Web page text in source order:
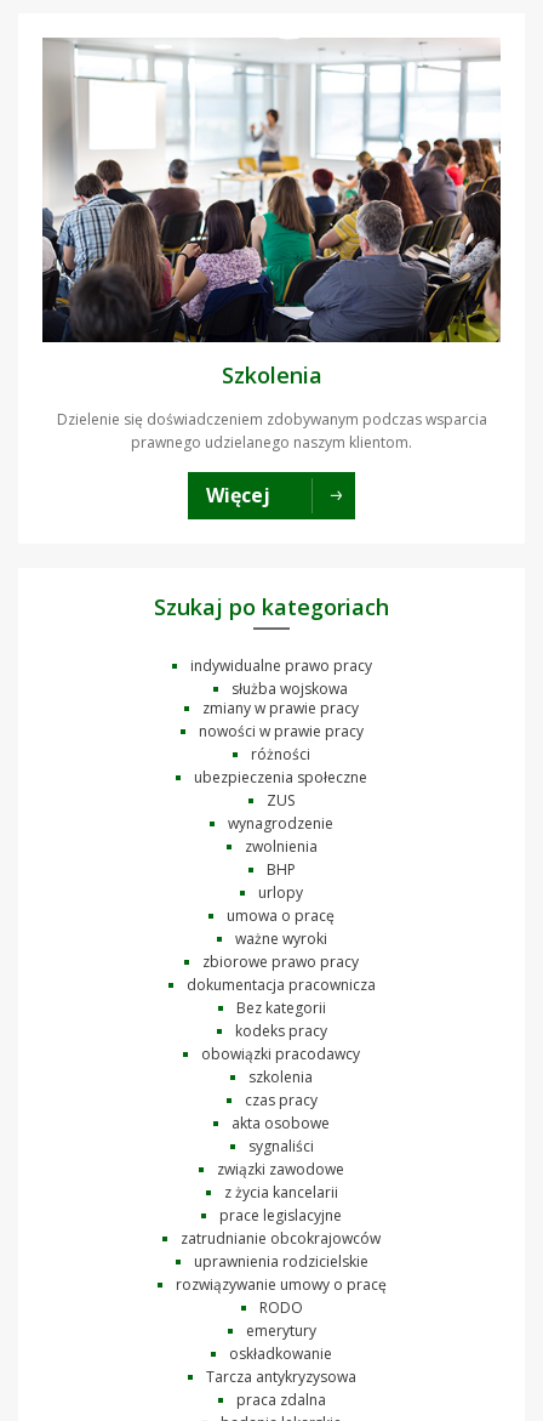
Szkolenia
Dzielenie się doświadczeniem zdobywanym podczas wsparcia
prawnego udzielanego naszym klientom.
Więcej
Szukaj po kategoriach
indywidualne prawo pracy
służba wojskowa
zmiany w prawie pracy
nowości w prawie pracy
różności
ubezpieczenia społeczne
ZUS
wynagrodzenie
zwolnienia
BHP
urlopy
umowa o pracę
ważne wyroki
zbiorowe prawo pracy
dokumentacja pracownicza
Bez kategorii
kodeks pracy
obowiązki pracodawcy
szkolenia
czas pracy
akta osobowe
sygnaliści
związki zawodowe
z życia kancelarii
prace legislacyjne
zatrudnianie obcokrajowców
uprawnienia rodzicielskie
rozwiązywanie umowy o pracę
RODO
emerytury
oskładkowanie
Tarcza antykryzysowa
praca zdalna